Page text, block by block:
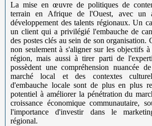
La mise en œuvre de politiques de
terrain en Afrique de l'Ouest, avec un
développement des talents régionaux. Un
un client qui a privilégié l'embauche de
des postes clés au sein de son organisation.
non seulement à s'aligner sur les objectifs
région, mais aussi à tirer parti de
possèdent une compréhension nuancée
marché local et des contextes
d'embauche locale sont de plus en plus
potentiel à améliorer la pénétration du
croissance économique communautaire,
l'importance d'investir dans le
régional.